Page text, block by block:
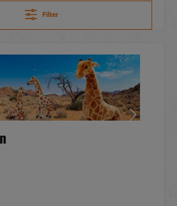
Filter